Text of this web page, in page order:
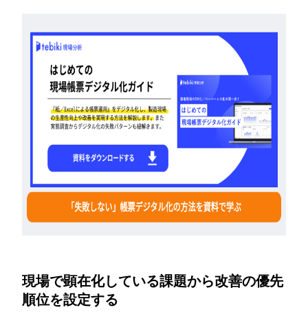
現場で顕在化している課題から改善の優先
順位を設定する